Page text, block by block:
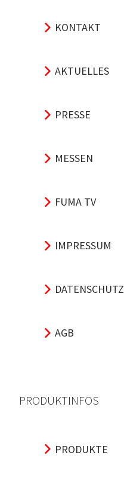
KONTAKT
AKTUELLES
PRESSE
MESSEN
FUMA TV
IMPRESSUM
DATENSCHUTZ
AGB
PRODUKTINFOS
PRODUKTE